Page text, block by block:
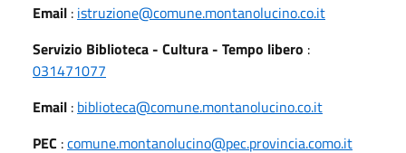
Email : istruzione@comune.montanolucino.co.it
Servizio Biblioteca - Cultura - Tempo libero :
031471077
Email : biblioteca@comune.montanolucino.co.it
PEC :comune.montanolucino@pec.provincia.como.it